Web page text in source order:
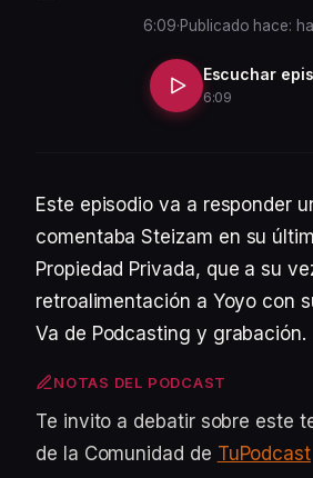
6:09·Publicado hace:
Escuchar
6:09
Este episodio va a responder
comentaba Steizam en su
Propiedad Privada, que a su
retroalimentación a Yoyo con
Va de Podcasting y grabación.
NOTAS DEL PODCAST
Te invito a debatir sobre este
de la Comunidad de TuPodcast